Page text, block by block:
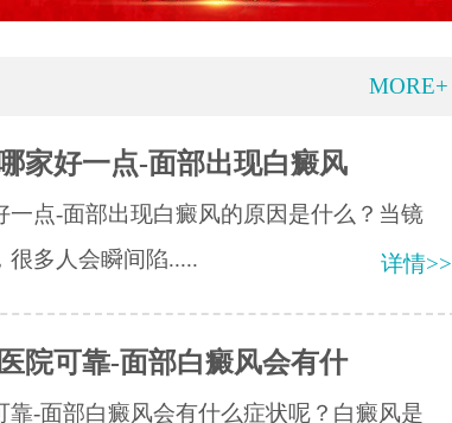
MORE+
家好一点-面部出现白癜风
一点-面部出现白癜风的原因是什么？当镜
很多人会瞬间陷.....
详情>>
院可靠-面部白癜风会有什
靠-面部白癜风会有什么症状呢？白癜风是